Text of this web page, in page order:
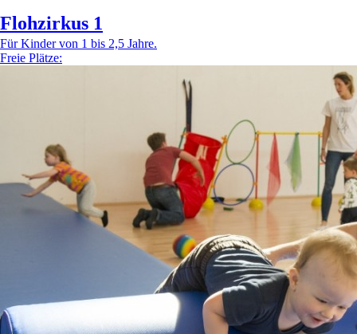
Flohzirkus 1
Für Kinder von 1 bis 2,5 Jahre.
Freie Plätze: